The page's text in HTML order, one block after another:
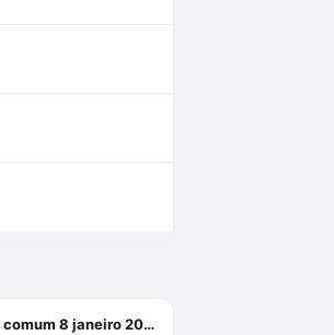
Crimes Contra Mulheres: Lei Maria da Penha, Crimes Sexuais e Feminicídio (2023) Capa comum 8 janeiro 2023